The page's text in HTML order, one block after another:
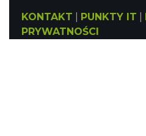
KONTAKT PUNKTY IT
PRYWATNOŚCI